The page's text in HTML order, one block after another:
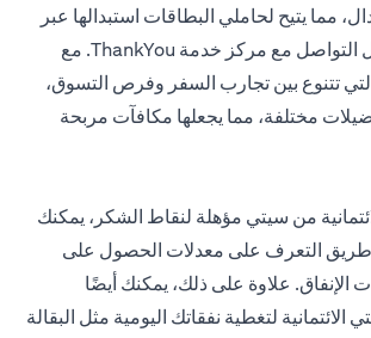
مما يتيح لحاملي البطاقات استبدالها عبر
الإنترنت أو من خلال التواصل مع مركز خدمة ThankYou. مع
تتنوع بين تجارب السفر وفرص التسوق،
مختلفة، مما يجعلها مكافآت مربحة
من سيتي مؤهلة لنقاط الشكر، يمكنك
طريق التعرف على معدلات الحصول على
الإنفاق. علاوة على ذلك، يمكنك أيضًا
لتغطية نفقاتك اليومية مثل البقالة